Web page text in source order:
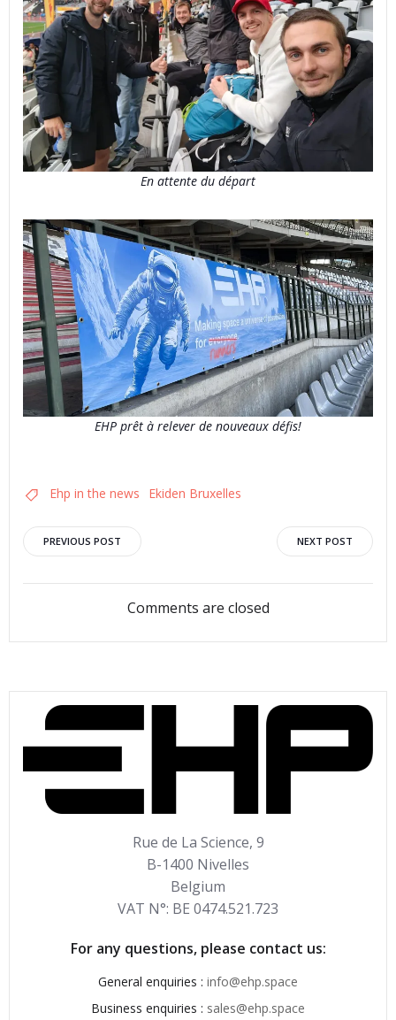
En attente du départ
EHP prêt à relever de nouveaux défis!
Ehp in the news Ekiden Bruxelles
Post
navigation
PREVIOUS POST
navigation
NEXT POST
Comments are closed
Rue de La Science, 9
B-1400 Nivelles
Belgium
VAT N°: BE 0474.521.723
For any questions, please contact us:
General enquiries : info@ehp.space
Business enquiries : sales@ehp.space